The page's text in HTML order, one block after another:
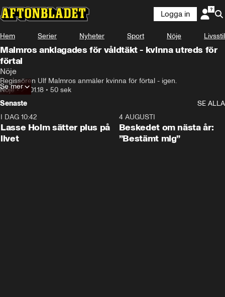
Logga in
Hem Serier Nyheter Sport Nöje Livsstil
Malmros anklagades för våldtäkt - kvinna utreds för
förtal
Nöje
Regissören Ulf Malmros anmäler kvinna för förtal - igen.
Nöje•29.01.18 • 50 sek
Se mer
Senaste
SE ALLA
I DAG 10:42
Lasse Holm sätter plus på
livet
4 AUGUSTI
Beskedet om nästa år:
”Bestämt mig”